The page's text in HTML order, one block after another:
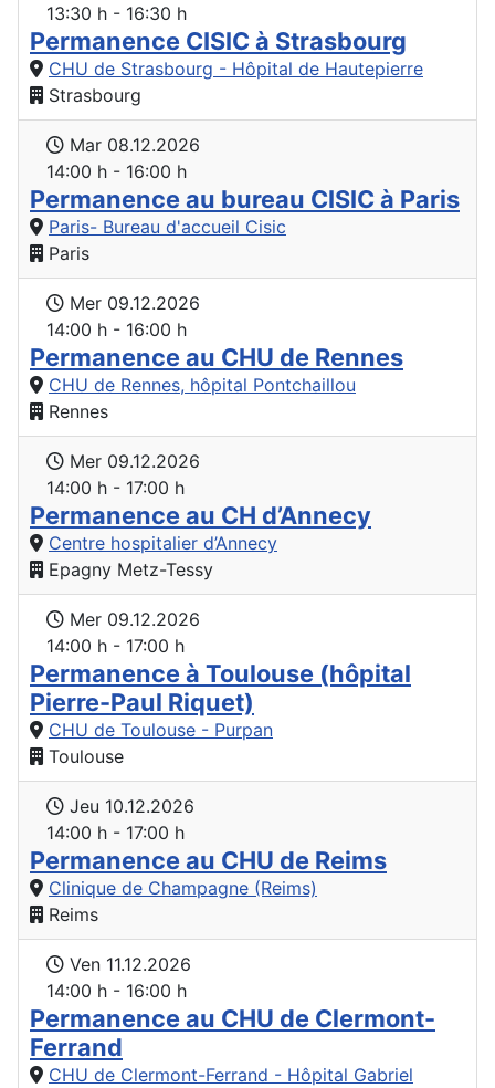
13:30 h - 16:30 h
Permanence CISIC à Strasbourg
CHU de Strasbourg - Hôpital de Hautepierre
Strasbourg
Mar 08.12.2026
14:00 h - 16:00 h
Permanence au bureau CISIC à Paris
Paris- Bureau d'accueil Cisic
Paris
Mer 09.12.2026
14:00 h - 16:00 h
Permanence au CHU de Rennes
CHU de Rennes, hôpital Pontchaillou
Rennes
Mer 09.12.2026
14:00 h - 17:00 h
Permanence au CH d’Annecy
Centre hospitalier d’Annecy
Epagny Metz-Tessy
Mer 09.12.2026
14:00 h - 17:00 h
Permanence à Toulouse (hôpital
Pierre-Paul Riquet)
CHU de Toulouse - Purpan
Toulouse
Jeu 10.12.2026
14:00 h - 17:00 h
Permanence au CHU de Reims
Clinique de Champagne (Reims)
Reims
Ven 11.12.2026
14:00 h - 16:00 h
Permanence au CHU de Clermont-
Ferrand
CHU de Clermont-Ferrand - Hôpital Gabriel